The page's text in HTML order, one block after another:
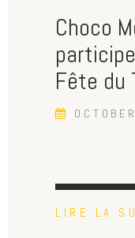
Choco
Fête du
LIRE LA